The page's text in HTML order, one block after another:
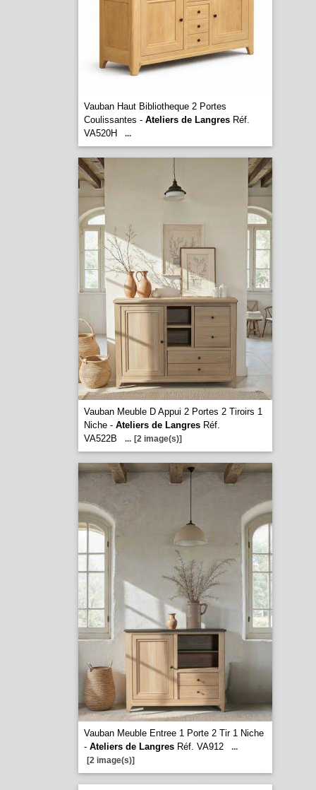
Vauban Haut Bibliotheque 2 Portes
Coulissantes - Ateliers de LangresRéf.
VA520H
...
Vauban Meuble D Appui 2 Portes 2 Tiroirs 1
Niche - Ateliers de LangresRéf.
VA522B
... [2 image(s)]
Vauban Meuble Entree 1 Porte 2 Tir 1 Niche
- Ateliers de LangresRéf. VA912
...
[2 image(s)]